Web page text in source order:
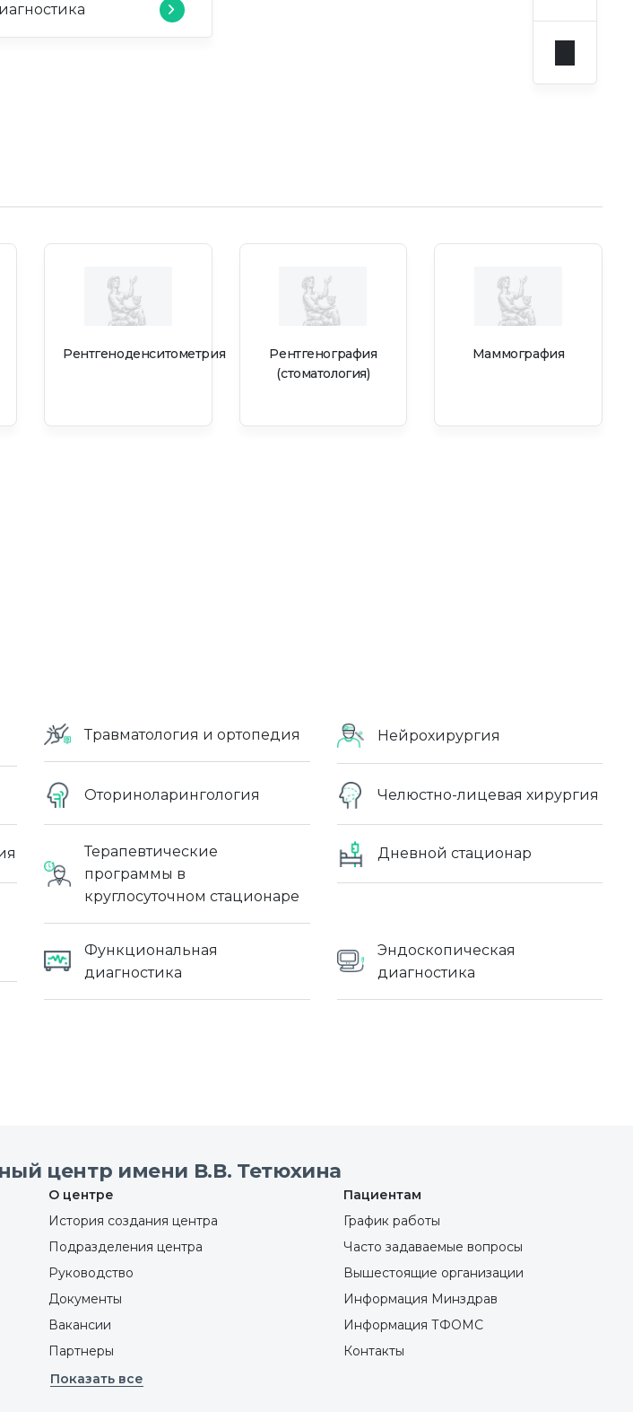
Рентгеноденситометрия
Рентгенография
(стоматология)
Маммография
Травматология и ортопедия Нейрохирургия
Оториноларингология Челюстно-лицевая хирургия
Терапевтические
программы в
круглосуточном стационаре
Дневной стационар
Функциональная
диагностика
Эндоскопическая
диагностика
центр имени В.В. Тетюхина
О центре
История создания центра
Подразделения центра
Руководство
Документы
Вакансии
Партнеры
Показать все
Пациентам
График работы
Часто задаваемые вопросы
Вышестоящие организации
Информация Минздрав
Информация ТФОМС
Контакты